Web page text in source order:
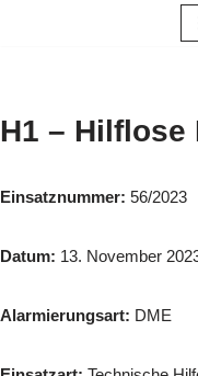
H1 – Hilflose
Einsatznummer: 56/2023
Datum: 13. November
Alarmierungsart: DME